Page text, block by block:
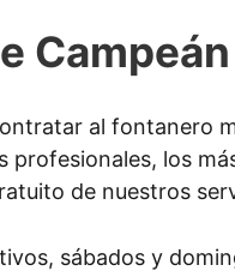
Campeán
al fontanero
profesionales, los
de nuestros
sábados y